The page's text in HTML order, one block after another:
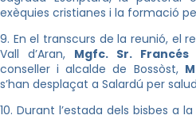
exèquies cristianes i la formació
9. En el transcurs de la reunió, el
Vall d’Aran, Mgfc. Sr. Francés
conseller i alcalde de Bossòst,
s’han desplaçat a Salardú per
10. Durant l’estada dels bisbes a